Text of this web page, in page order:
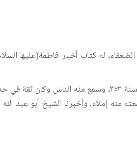
عن الضعفاء، له كتاب أخبار فاطمة(عليها
وقال الشيخ (٩٥): «أحمد بن محمد بن جعفر، أبو علي الصولي بصري، صحب الجلودي
إملاء، وأخبرنا الشيخ أبو عبد